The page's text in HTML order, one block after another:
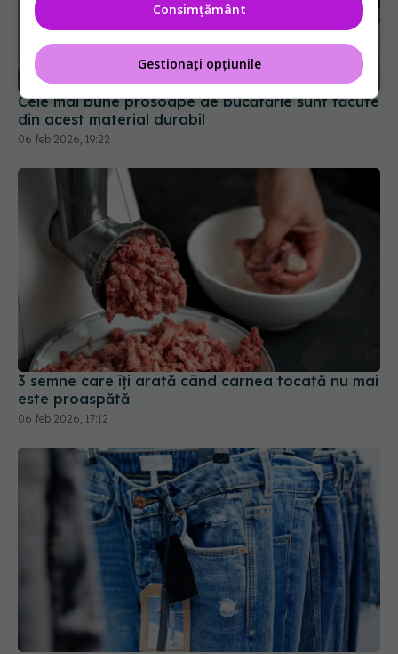
Cele mai bune prosoape de bucătărie sunt făcute
din acest material durabil
06 feb 2026, 19:22
3 semne care îți arată când carnea tocată nu mai
este proaspătă
06 feb 2026, 17:12
Cum se spală, de fapt, blugii. Truc genial de la
Adina Buzatu
05 sep 2025, 19:38
Consimțământ
Gestionați opțiunile